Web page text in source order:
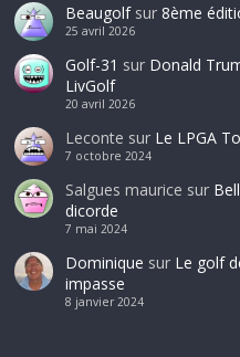
Beaugolfsur 8ème
25 avril 2026
Golf-31 sur Donald
LivGolf
20 avril 2026
Leconte sur Le LPGA
7 octobre 2024
Salgues maurice sur
dicorde
7 mai 2024
Dominique sur Le golf
impasse
8 janvier 2024